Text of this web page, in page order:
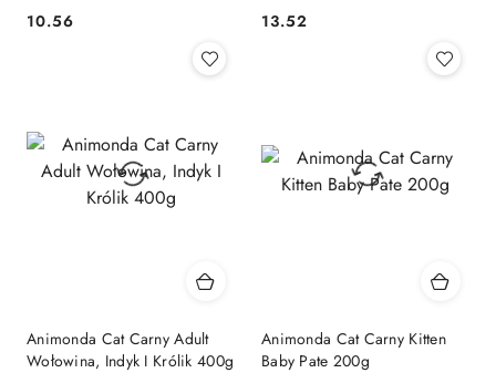
Cena:
10.56 Cena:
13.52
Animonda Cat Carny Adult
Wołowina, Indyk I Królik 400g
Animonda Cat Carny Kitten
Baby Pate 200g